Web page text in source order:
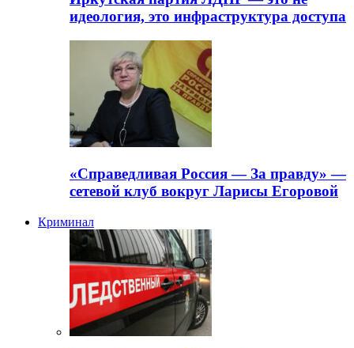
идеология, это инфраструктура доступа
«Справедливая Россия — За правду» —
сетевой клуб вокруг Ларисы Егоровой
Криминал